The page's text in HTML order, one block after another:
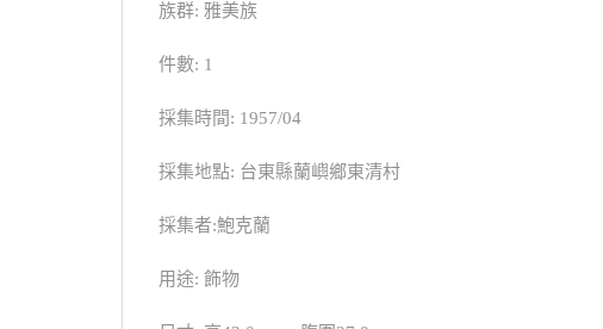
族群: 雅美族
件數: 1
採集時間: 1957/04
採集地點: 台東縣蘭嶼鄉東清村
採集者:鮑克蘭
用途: 飾物